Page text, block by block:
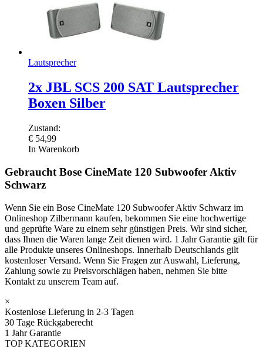
Lautsprecher
2x JBL SCS 200 SAT Lautsprecher
Boxen Silber
Zustand:
€ 54,99
In Warenkorb
Gebraucht Bose CineMate 120 Subwoofer Aktiv
Schwarz
Wenn Sie ein Bose CineMate 120 Subwoofer Aktiv Schwarz im
Onlineshop Zilbermann kaufen, bekommen Sie eine hochwertige
und geprüfte Ware zu einem sehr günstigen Preis. Wir sind sicher,
dass Ihnen die Waren lange Zeit dienen wird. 1 Jahr Garantie gilt für
alle Produkte unseres Onlineshops. Innerhalb Deutschlands gilt
kostenloser Versand. Wenn Sie Fragen zur Auswahl, Lieferung,
Zahlung sowie zu Preisvorschlägen haben, nehmen Sie bitte
Kontakt zu unserem Team auf.
×
Kostenlose Lieferung in 2-3 Tagen
30 Tage Rückgaberecht
1 Jahr Garantie
TOP KATEGORIEN